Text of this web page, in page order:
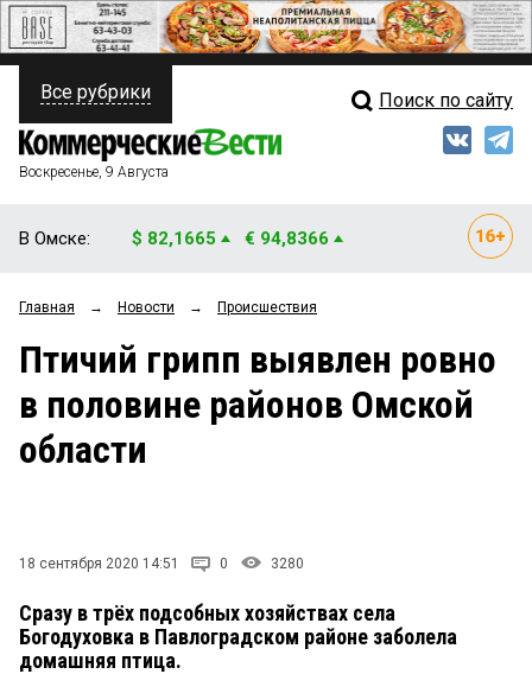
ПОЛИТИКА
ФИНАНСЫ
ОБЩЕСТВО
ЗАКОН
НОВОСТИ КОМПАНИЙ
Свежий выпуск
Мнения
Рейтинги
Блоги
Все рубрики Поиск по сайту
Воскресенье, 9 Августа
В Омске: $ 82,1665 € 94,8366
Главная → Новости → Происшествия
Птичий грипп выявлен ровно
в половине районов Омской
области
18 сентября 2020 14:51 0 3280
Сразу в трёх подсобных хозяйствах села
Богодуховка в Павлоградском районе заболела
домашняя птица.